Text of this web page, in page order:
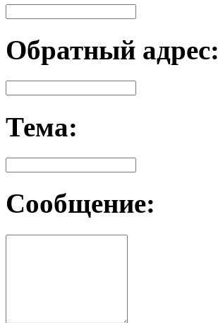
Обратный адрес:
Тема:
Сообщение: